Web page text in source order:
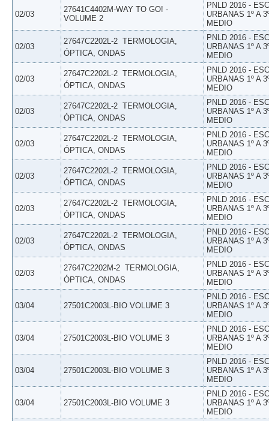
02/03
27641C4402M-WAY TO GO! -
VOLUME 2
PNLD 2016 -
URBANAS 1º A
MEDIO
02/03
27647C2202L-2  TERMOLOGIA,
ÓPTICA, ONDAS
PNLD 2016 -
URBANAS 1º A
MEDIO
02/03
27647C2202L-2  TERMOLOGIA,
ÓPTICA, ONDAS
PNLD 2016 -
URBANAS 1º A
MEDIO
02/03
27647C2202L-2  TERMOLOGIA,
ÓPTICA, ONDAS
PNLD 2016 -
URBANAS 1º A
MEDIO
02/03
27647C2202L-2  TERMOLOGIA,
ÓPTICA, ONDAS
PNLD 2016 -
URBANAS 1º A
MEDIO
02/03
27647C2202L-2  TERMOLOGIA,
ÓPTICA, ONDAS
PNLD 2016 -
URBANAS 1º A
MEDIO
02/03
27647C2202L-2  TERMOLOGIA,
ÓPTICA, ONDAS
PNLD 2016 -
URBANAS 1º A
MEDIO
02/03
27647C2202L-2  TERMOLOGIA,
ÓPTICA, ONDAS
PNLD 2016 -
URBANAS 1º A
MEDIO
02/03
27647C2202M-2  TERMOLOGIA,
ÓPTICA, ONDAS
PNLD 2016 -
URBANAS 1º A
MEDIO
03/04 27501C2003L-BIO VOLUME 3
PNLD 2016 -
URBANAS 1º A
MEDIO
03/04 27501C2003L-BIO VOLUME 3
PNLD 2016 -
URBANAS 1º A
MEDIO
03/04 27501C2003L-BIO VOLUME 3
PNLD 2016 -
URBANAS 1º A
MEDIO
03/04 27501C2003L-BIO VOLUME 3
PNLD 2016 -
URBANAS 1º A
MEDIO